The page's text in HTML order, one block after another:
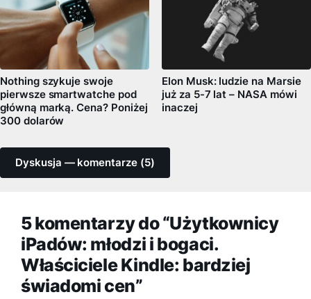
Nothing szykuje swoje
pierwsze smartwatche pod
główną marką. Cena? Poniżej
300 dolarów
Elon Musk: ludzie na Marsie
już za 5-7 lat – NASA mówi
inaczej
Dyskusja — komentarze (5)
5 komentarzy do “Użytkownicy
iPadów: młodzi i bogaci.
Właściciele Kindle: bardziej
świadomi cen”